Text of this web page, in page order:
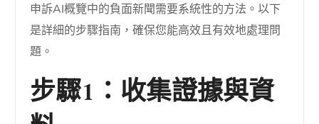
申訴AI概覽中的負面新聞需要系統性的方法。以下
是詳細的步驟指南，確保您能高效且有效地處理問
題。
步驟1：收集證據與資